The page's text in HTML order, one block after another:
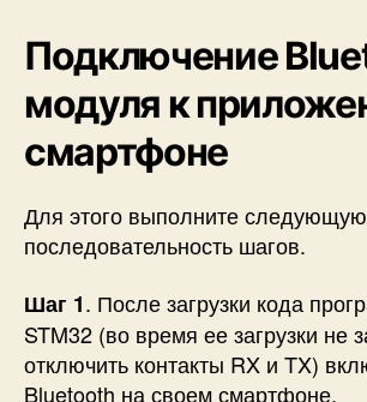
Подключение
модуля к
смартфоне
Для этого выполните следующую
последовательность шагов.
Шаг 1. После загрузки кода
STM32 (во время ее загрузки не
отключить контакты RX и TX)
Bluetooth на своем смартфоне.